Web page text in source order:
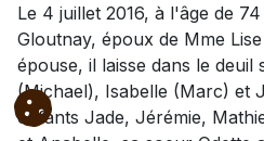
Le 4 juillet 2016, à l'âge de
Gloutnay, époux de Mme
épouse, il laisse dans le deuil
(Michael), Isabelle (Marc) et
enfants Jade, Jérémie,